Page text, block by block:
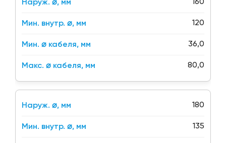
160
120
36,0
80,0
180
135